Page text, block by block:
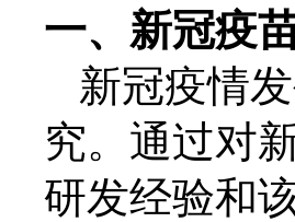
一、新冠疫
新冠疫情
究。通过对
研发经验和